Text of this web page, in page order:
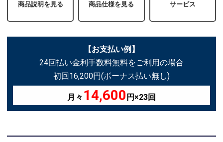
商品説明を見る 商品仕様を見る サービス
【お支払い例】
24回払い金利手数料無料をご利用の場合
初回16,200円(ボーナス払い無し)
月々 14,600 円×23回